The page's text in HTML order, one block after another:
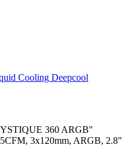
360 ARGB"
3x120mm, ARGB, 2.8"